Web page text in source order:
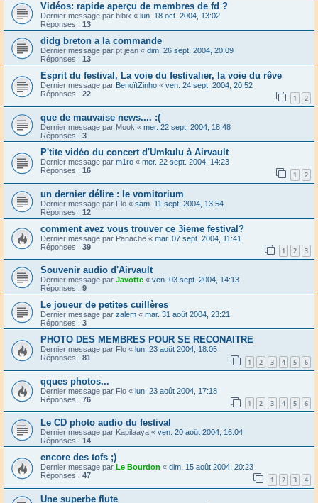
Vidéos: rapide aperçu de membres de fd ?
Dernier message par bibix « lun. 18 oct. 2004, 13:02
Réponses : 13
didg breton a la commande
Dernier message par pt jean « dim. 26 sept. 2004, 20:09
Réponses : 13
Esprit du festival, La voie du festivalier, la voie du rêve
Dernier message par BenoîtZinho « ven. 24 sept. 2004, 20:52
Réponses : 22 1 2
que de mauvaise news.... :(
Dernier message par Mook « mer. 22 sept. 2004, 18:48
Réponses : 3
P'tite vidéo du concert d'Umkulu à Airvault
Dernier message par m1ro « mer. 22 sept. 2004, 14:23
Réponses : 16 1 2
un dernier délire : le vomitorium
Dernier message par Flo « sam. 11 sept. 2004, 13:54
Réponses : 12
comment avez vous trouver ce 3ieme festival?
Dernier message par Panache « mar. 07 sept. 2004, 11:41
Réponses : 39 1 2 3
Souvenir audio d'Airvault
Dernier message par Javotte « ven. 03 sept. 2004, 14:13
Réponses : 9
Le joueur de petites cuillères
Dernier message par zalem « mar. 31 août 2004, 23:21
Réponses : 3
PHOTO DES MEMBRES POUR SE RECONAITRE
Dernier message par Flo « lun. 23 août 2004, 18:05
Réponses : 81 1 2 3 4 5 6
qques photos...
Dernier message par Flo « lun. 23 août 2004, 17:18
Réponses : 76 1 2 3 4 5 6
Le CD photo audio du festival
Dernier message par Kapilaaya « ven. 20 août 2004, 16:04
Réponses : 14
encore des tofs ;)
Dernier message par Le Bourdon « dim. 15 août 2004, 20:23
Réponses : 47 1 2 3 4
Une superbe flute